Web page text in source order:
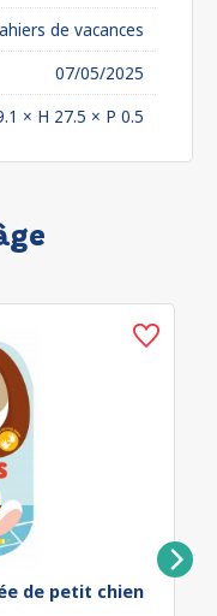
de vacances
07/05/2025
× H 27.5 × P 0.5
de petit chien